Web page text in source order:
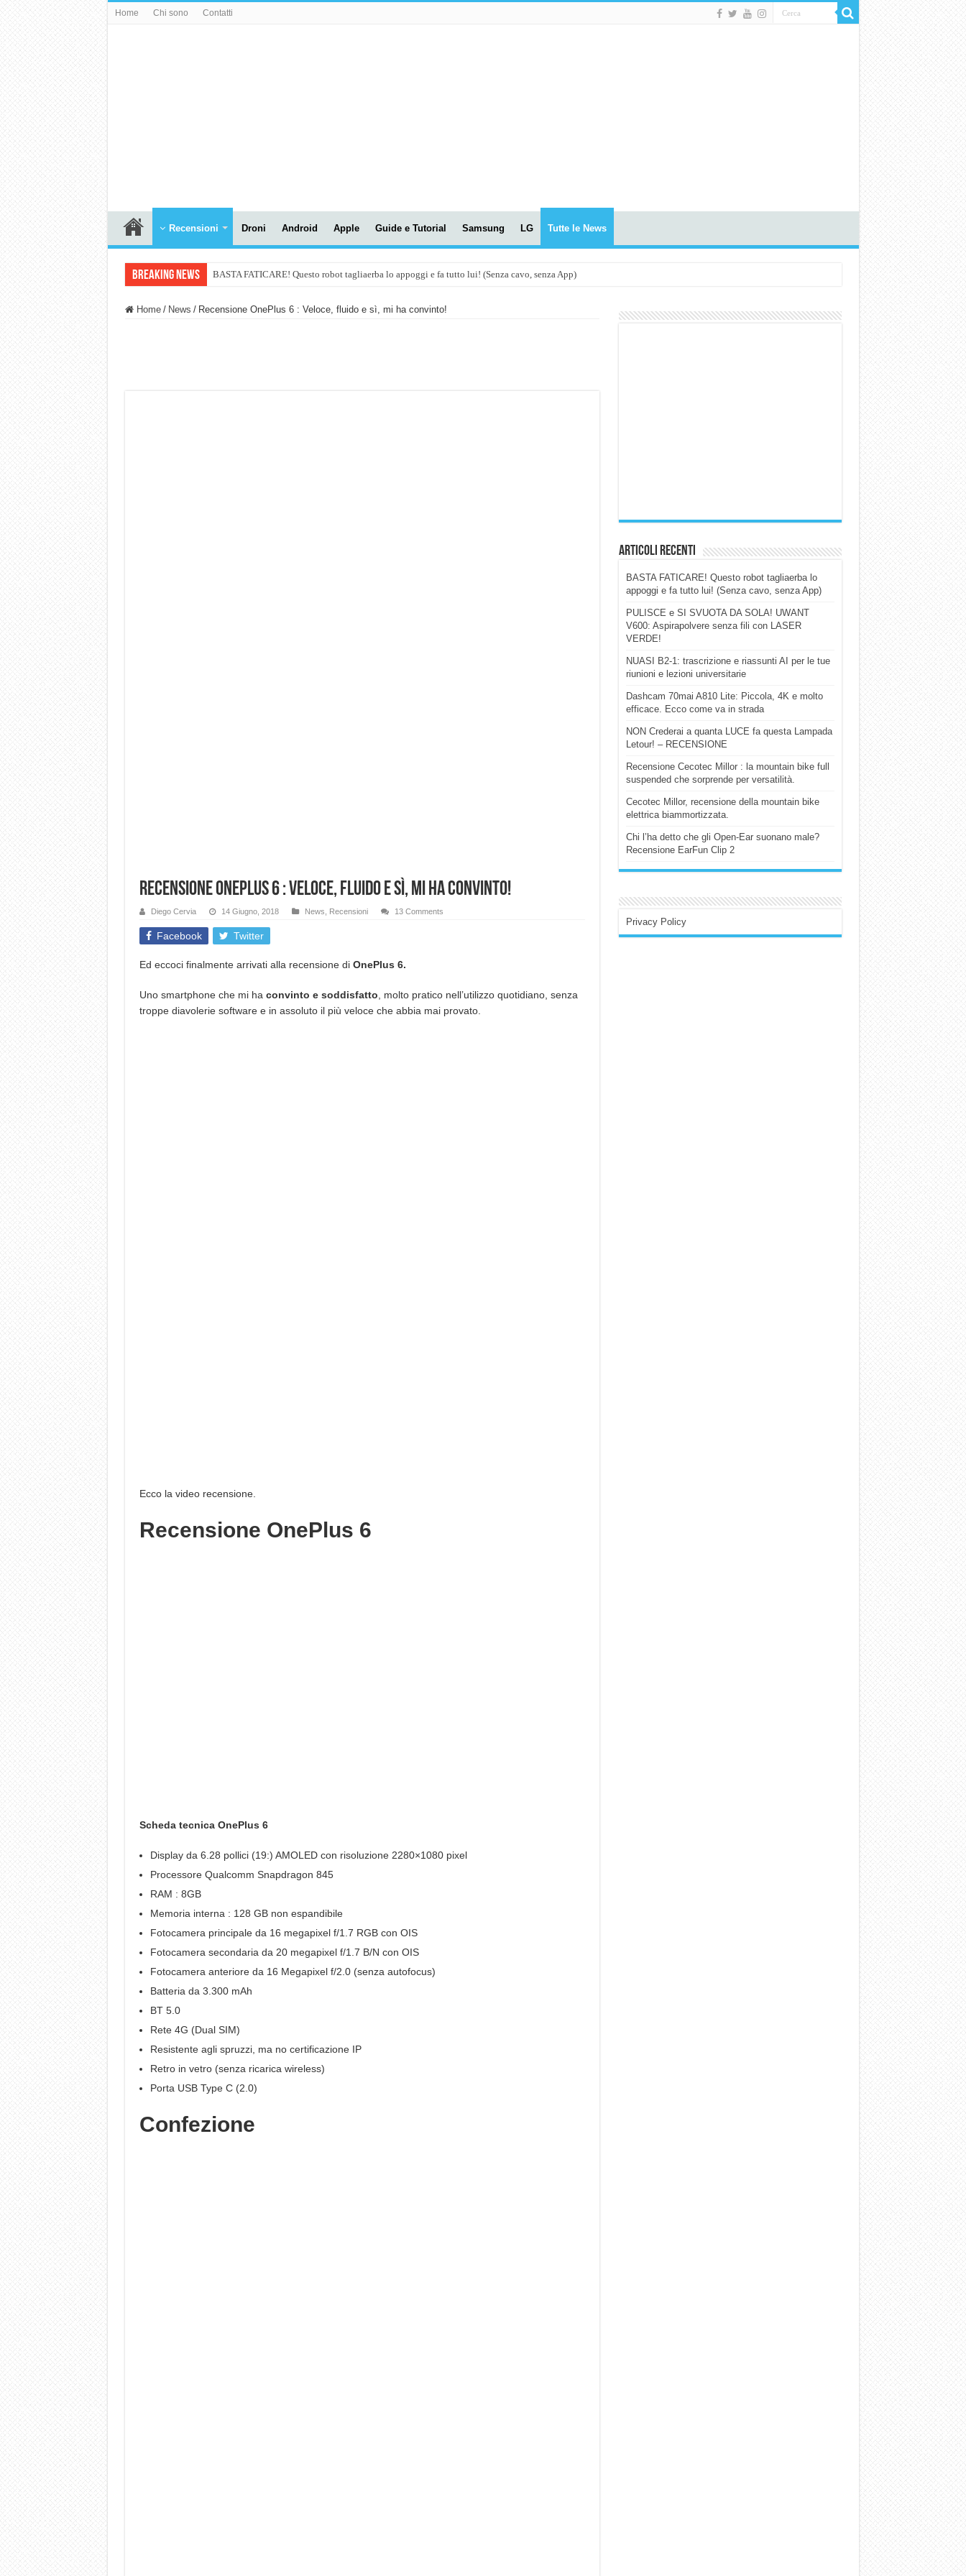
Home Chi sono Contatti
Recensioni Droni Android Apple Guide e Tutorial Samsung LG Tutte le News
Breaking News BASTA FATICARE! Questo robot tagliaerba lo appoggi e fa tutto lui! (Senza cavo, senza App)
Home / News / Recensione OnePlus 6 : Veloce, fluido e sì, mi ha convinto!
Recensione OnePlus 6 : Veloce, fluido e sì, mi ha convinto!
Diego Cervia 14 Giugno, 2018 News Recensioni 13 Comments
Facebook Twitter
Ed eccoci finalmente arrivati alla recensione di OnePlus 6.
Uno smartphone che mi ha convinto e soddisfatto , molto pratico nell’utilizzo quotidiano, senza
troppe diavolerie software e in assoluto il più veloce che abbia mai provato.
Ecco la video recensione.
Recensione OnePlus 6
Scheda tecnica OnePlus 6
Display da 6.28 pollici (19:) AMOLED con risoluzione 2280×1080 pixel
Processore Qualcomm Snapdragon 845
RAM : 8GB
Memoria interna : 128 GB non espandibile
Fotocamera principale da 16 megapixel f/1.7 RGB con OIS
Fotocamera secondaria da 20 megapixel f/1.7 B/N con OIS
Fotocamera anteriore da 16 Megapixel f/2.0 (senza autofocus)
Batteria da 3.300 mAh
BT 5.0
Rete 4G (Dual SIM)
Resistente agli spruzzi, ma no certificazione IP
Retro in vetro (senza ricarica wireless)
Porta USB Type C (2.0)
Confezione
Articoli Recenti
BASTA FATICARE! Questo robot tagliaerba lo
appoggi e fa tutto lui! (Senza cavo, senza App)
PULISCE e SI SVUOTA DA SOLA! UWANT
V600: Aspirapolvere senza fili con LASER
VERDE!
NUASI B2-1: trascrizione e riassunti AI per le tue
riunioni e lezioni universitarie
Dashcam 70mai A810 Lite: Piccola, 4K e molto
efficace. Ecco come va in strada
NON Crederai a quanta LUCE fa questa Lampada
Letour! – RECENSIONE
Recensione Cecotec Millor : la mountain bike full
suspended che sorprende per versatilità.
Cecotec Millor, recensione della mountain bike
elettrica biammortizzata.
Chi l’ha detto che gli Open-Ear suonano male?
Recensione EarFun Clip 2
Privacy Policy